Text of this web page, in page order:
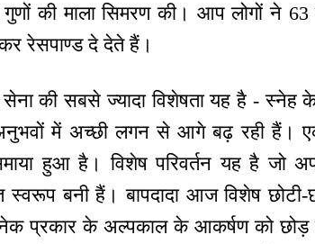
की माला सिमरण की। आप लोगों ने 63
रेसपाण्ड दे देते हैं।
सेना की सबसे ज्यादा विशेषता यह है - स्नेह
में अच्छी लगन से आगे बढ़ रही हैं।
हुआ है। विशेष परिवर्तन यह है जो
स्वरूप बनी हैं। बापदादा आज विशेष छोटी-
प्रकार के अल्पकाल के आकर्षण को छोड़